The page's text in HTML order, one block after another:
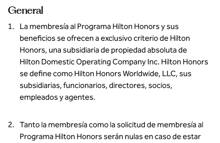
General
La membresía al Programa Hilton Honors y sus
beneficios se ofrecen a exclusivo criterio de Hilton
Honors, una subsidiaria de propiedad absoluta de
Hilton Domestic Operating Company Inc. Hilton Honors
se define como Hilton Honors Worldwide, LLC, sus
subsidiarias, funcionarios, directores, socios,
empleados y agentes.
Tanto la membresía como la solicitud de membresía al
Programa Hilton Honors serán nulas en caso de estar